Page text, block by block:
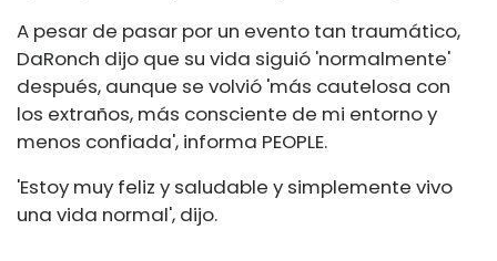
A pesar de pasar por un evento tan traumático,
DaRonch dijo que su vida siguió 'normalmente'
después, aunque se volvió 'más cautelosa con
los extraños, más consciente de mi entorno y
menos confiada', informa PEOPLE.
'Estoy muy feliz y saludable y simplemente vivo
una vida normal', dijo.